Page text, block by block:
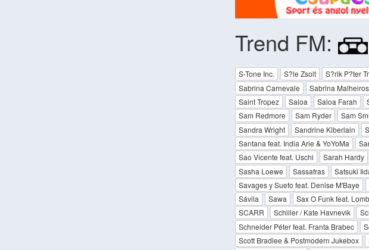
Trend FM:
S-Tone Inc. S?le Zsolt S?rik P?ter
Sabrina Carnevale
Sabrina Malheiros
Saint Tropez
Saloa Saloa Farah
Sam Redmore
Sam Ryder Sam
Sandra Wright
Sandrine Kiberlain
Santana feat. India Arie & YoYoMa
Sao Vicente feat. Uschi
Sarah Hardy
Sasha Loewe
Sassafras Satsuki
Savages y Suefo feat. Denise M'Baye
Sávila
Sawa Sax O Funk feat.
SCARR
Schiller / Kate Havnevik
Schneider Péter feat. Franta Brabec
Scott Bradlee & Postmodern Jukebox